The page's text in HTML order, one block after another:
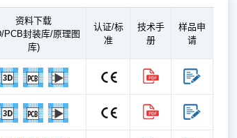
业专用电源
工业通讯模块
控制 感性器件
资料下载
PCB封装库/原理图
库)
认证/标
准
技术手
册
样品申
请